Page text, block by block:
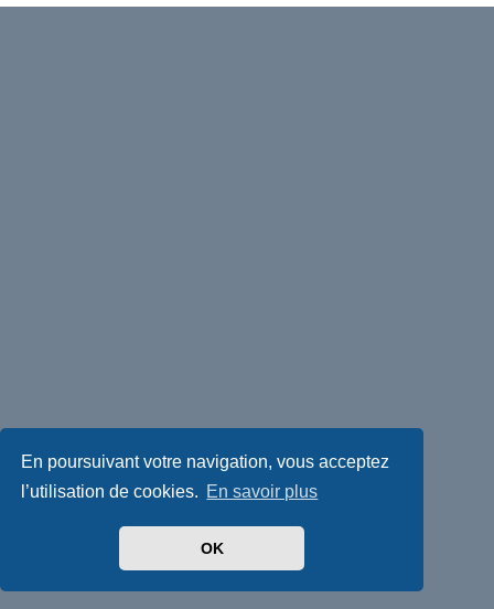
En poursuivant votre navigation, vous acceptez
l’utilisation de cookies. En savoir plus
OK